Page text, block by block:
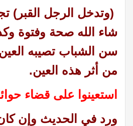
(وتدخل الرجل القبر)
شاء الله صحة وفتوة
سن الشباب تصيبه
من أثر هذه العين.
استعينوا على قضاء
ورد في الحديث وإن